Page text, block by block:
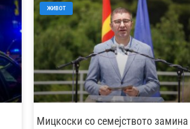
ЖИВОТ
Мицкоски со семејството замина